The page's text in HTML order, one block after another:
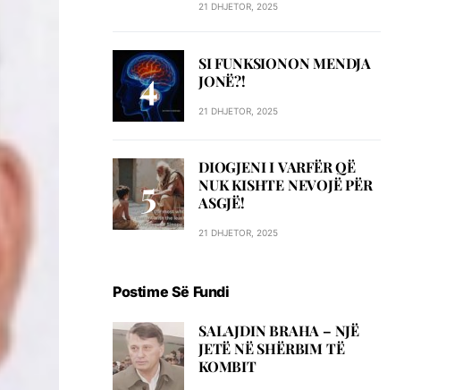
21 DHJETOR, 2025
SI FUNKSIONON MENDJA
JONË?!
21 DHJETOR, 2025
DIOGJENI I VARFËR QË
NUK KISHTE NEVOJË PËR
ASGJË!
21 DHJETOR, 2025
Postime Së Fundi
SALAJDIN BRAHA – NJЁ
JETЁ NЁ SHЁRBIM TЁ
KOMBIT